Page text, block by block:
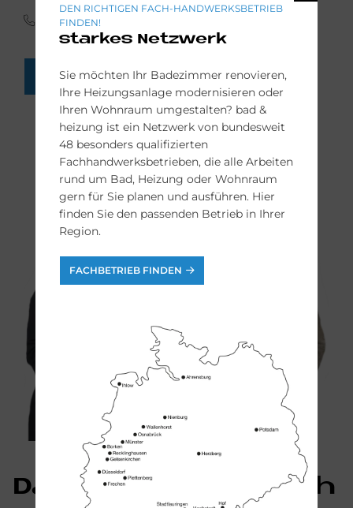
(0341) 30 85 45 65
FACH-HANDWERKER FINDEN
Das könnte Sie auch
DEN RICHTIGEN FACH-HANDWERKSBETRIEB
FINDEN!
starkes Netzwerk
Sie möchten Ihr Badezimmer renovieren,
Ihre Heizungsanlage modernisieren oder
Ihren Wohnraum umgestalten? bad &
heizung ist ein Netzwerk von bundesweit
48 besonders qualifizierten
Fachhandwerksbetrieben, die alle Arbeiten
rund um Bad, Heizung oder Wohnraum
gern für Sie planen und ausführen. Hier
finden Sie den passenden Betrieb in Ihrer
Region.
FACHBETRIEB FINDEN